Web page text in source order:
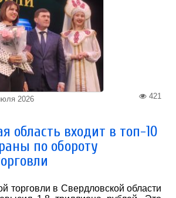
2026 421
область входит в топ-10
по обороту
торговли в Свердловской области